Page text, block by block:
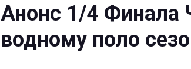
Анонс 1/4 Финала
водному поло